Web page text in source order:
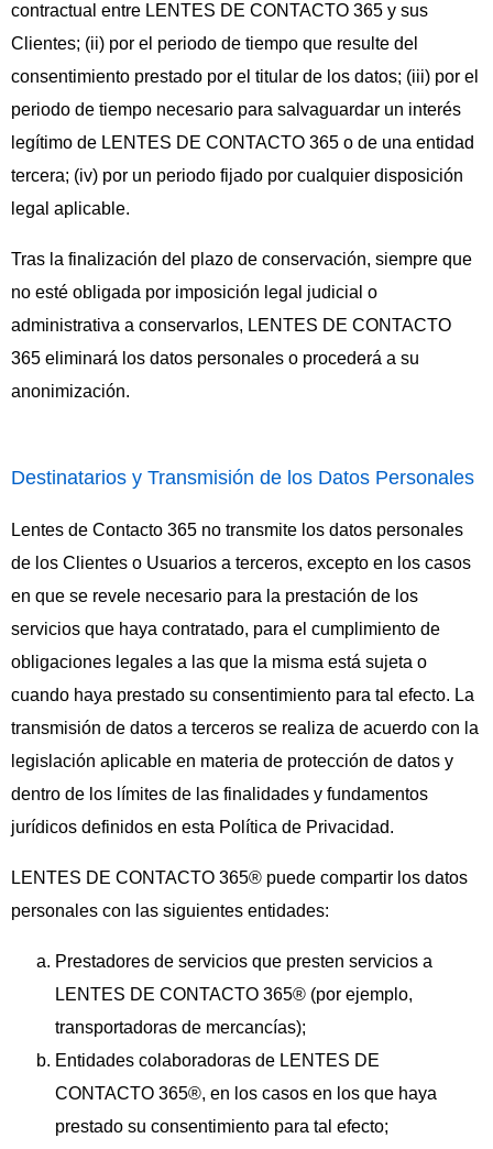
contractual entre LENTES DE CONTACTO 365 y sus
Clientes; (ii) por el periodo de tiempo que resulte del
consentimiento prestado por el titular de los datos; (iii) por el
periodo de tiempo necesario para salvaguardar un interés
legítimo de LENTES DE CONTACTO 365 o de una entidad
tercera; (iv) por un periodo fijado por cualquier disposición
legal aplicable.
Tras la finalización del plazo de conservación, siempre que
no esté obligada por imposición legal judicial o
administrativa a conservarlos, LENTES DE CONTACTO
365 eliminará los datos personales o procederá a su
anonimización.
Destinatarios y Transmisión de los Datos Personales
Lentes de Contacto 365 no transmite los datos personales
de los Clientes o Usuarios a terceros, excepto en los casos
en que se revele necesario para la prestación de los
servicios que haya contratado, para el cumplimiento de
obligaciones legales a las que la misma está sujeta o
cuando haya prestado su consentimiento para tal efecto. La
transmisión de datos a terceros se realiza de acuerdo con la
legislación aplicable en materia de protección de datos y
dentro de los límites de las finalidades y fundamentos
jurídicos definidos en esta Política de Privacidad.
LENTES DE CONTACTO 365® puede compartir los datos
personales con las siguientes entidades:
Prestadores de servicios que presten servicios a
LENTES DE CONTACTO 365® (por ejemplo,
transportadoras de mercancías);
Entidades colaboradoras de LENTES DE
CONTACTO 365®, en los casos en los que haya
prestado su consentimiento para tal efecto;